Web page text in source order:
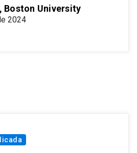
Boston University
2024